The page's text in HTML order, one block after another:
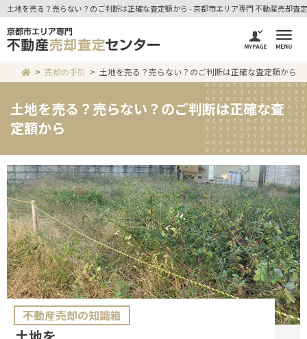
土地を売る？売らない？のご判断は正確な査定額から - 京都市エリア専門 不動産売却査
売却の手引 土地を売る？売らない？のご判断は正確な査定額から
土地を売る？売らない？のご判断は正確な査
定額から
不動産売却の知識箱